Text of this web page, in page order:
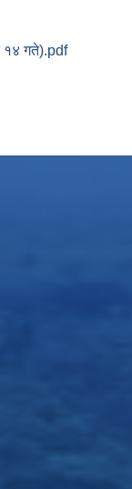
१४ गते).pdf